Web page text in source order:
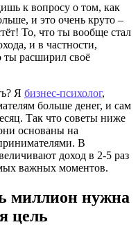
к вопросу о том, как
и это очень круто –
То, что ты вообще стал
и в частности,
ты расширил своё
Я бизнес-психолог,
больше денег, и сам
Так что советы ниже
основаны на
В
доход в 2-5 раз
важных моментов.
миллион нужна
цель